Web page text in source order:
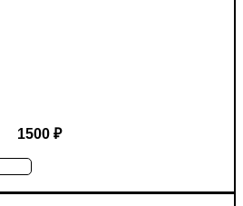
1500 ₽